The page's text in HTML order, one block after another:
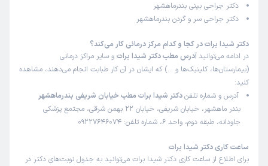
دکتر جراحی بینی بندرماهشهر
دکتر جراحی سر و گردن بندرماهشهر
دکتر شیدا برات در کجا و کدام مرکز درمانی کار می‌کند؟
در ادامه می‌توانید آدرس مطب دکتر شیدا برات و سایر مراکز درمانی
(بیمارستان‌ها، کلینیک‌ها و …) که ایشان در آن کار طبابت انجام می‌دهند، مشاهده
کنید:
آدرس و شماره تلفندکتر شیدا برات مطب خیابان شریفی بندرماهشهر
بندر ماهشهر، خیابان شریفی، خیابان 22 بهمن شرقی، مجتمع پزشکی
جاودانه، طبقه دوم، واحد 6، شماره تلفن: 09227646074
ساعت کاری دکتر شیدا برات
برای اطلاع از ساعت کاری دکتر شیدا برات می‌توانید به جدول نوبت‌های دکتر در